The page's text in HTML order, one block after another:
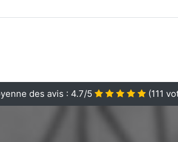
des avis : 4.7/5 (111